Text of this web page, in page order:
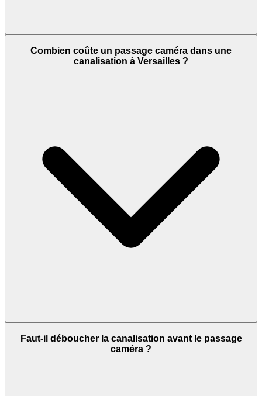
Combien coûte un passage caméra dans une
canalisation à Versailles ?
Faut-il déboucher la canalisation avant le passage
caméra ?